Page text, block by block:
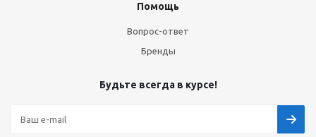
Помощь
Вопрос-ответ
Бренды
Будьте всегда в курсе!